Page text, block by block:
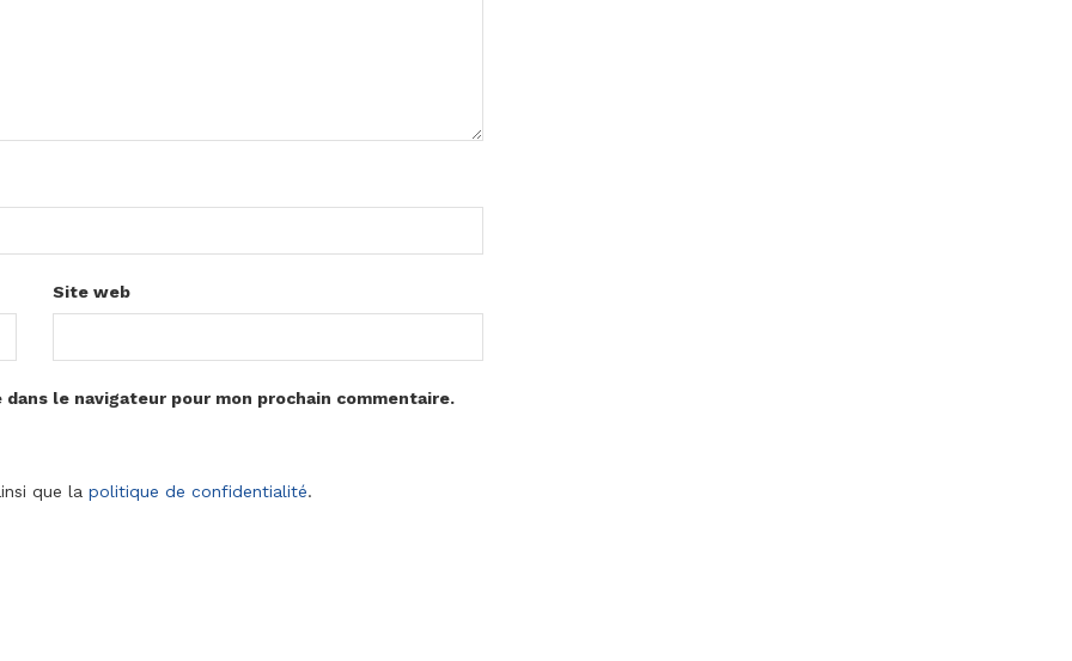
Site web
le navigateur pour mon prochain commentaire.
que la politique de confidentialité.